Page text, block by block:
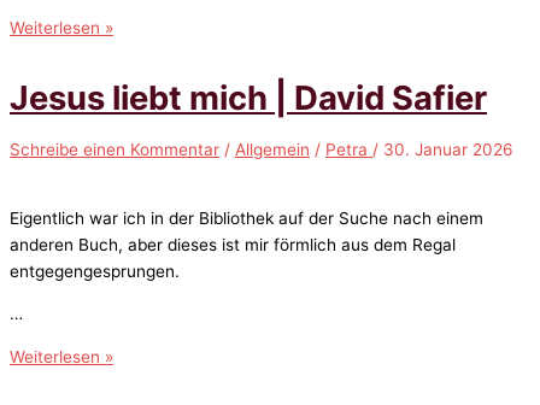
Books
–
beste
immer
vor
uns
Ella
Weiterlesen »
Jesus liebt mich | David Safier
Schreibe einen Kommentar / Allgemein / Petra / 30. Januar 2026
Eigentlich war ich in der Bibliothek auf der Suche nach einem
anderen Buch, aber dieses ist mir förmlich aus dem Regal
entgegengesprungen.
…
Jesus
Weiterlesen »